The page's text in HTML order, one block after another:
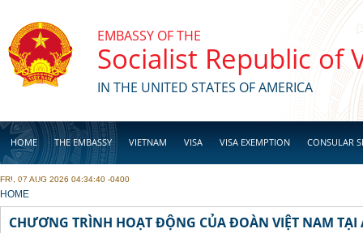
EMBASSY OF THE
Socialist Republic of
IN THE UNITED STATES OF AMERICA
HOME THE EMBASSY VIETNAM VISA VISA EXEMPTION CONSULAR
BUSINESS
FRI, 07 AUG 2026 04:34:40 -0400
YOU ARE HERE
HOME
CHƯƠNG TRÌNH HOẠT ĐỘNG CỦA ĐOÀN VIỆT NAM TẠI